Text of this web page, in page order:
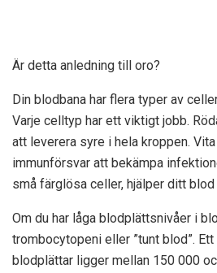
Är detta anledning till oro?
Din blodbana har flera typer av
Varje celltyp har ett viktigt jobb.
att leverera syre i hela kroppen.
immunförsvar att bekämpa
små färglösa celler, hjälper ditt blod
Om du har låga blodplättsnivåer i
trombocytopeni eller ”tunt blod”. Ett
blodplättar ligger mellan 150 000